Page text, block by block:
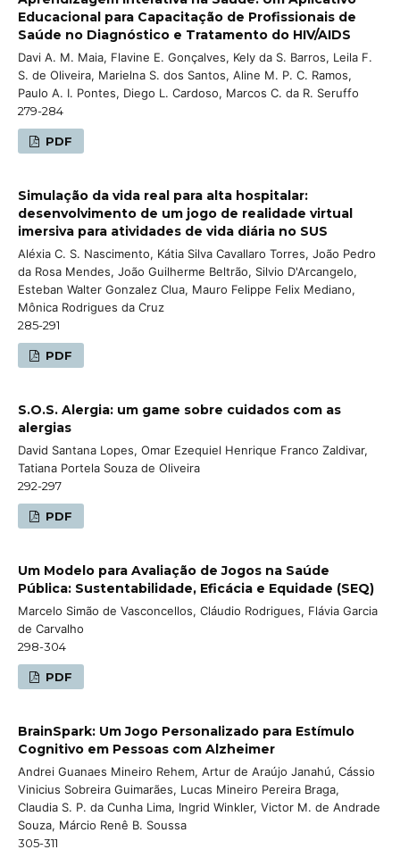
Educacional para Capacitação de Profissionais de
Saúde no Diagnóstico e Tratamento do HIV/AIDS
Davi A. M. Maia, Flavine E. Gonçalves, Kely da S. Barros, Leila F.
S. de Oliveira, Marielna S. dos Santos, Aline M. P. C. Ramos,
Paulo A. I. Pontes, Diego L. Cardoso, Marcos C. da R. Seruffo
279-284
PDF
Simulação da vida real para alta hospitalar:
desenvolvimento de um jogo de realidade virtual
imersiva para atividades de vida diária no SUS
Aléxia C. S. Nascimento, Kátia Silva Cavallaro Torres, João Pedro
da Rosa Mendes, João Guilherme Beltrão, Silvio D'Arcangelo,
Esteban Walter Gonzalez Clua, Mauro Felippe Felix Mediano,
Mônica Rodrigues da Cruz
285-291
PDF
S.O.S. Alergia: um game sobre cuidados com as
alergias
David Santana Lopes, Omar Ezequiel Henrique Franco Zaldivar,
Tatiana Portela Souza de Oliveira
292-297
PDF
Um Modelo para Avaliação de Jogos na Saúde
Pública: Sustentabilidade, Eficácia e Equidade (SEQ)
Marcelo Simão de Vasconcellos, Cláudio Rodrigues, Flávia Garcia
de Carvalho
298-304
PDF
BrainSpark: Um Jogo Personalizado para Estímulo
Cognitivo em Pessoas com Alzheimer
Andrei Guanaes Mineiro Rehem, Artur de Araújo Janahú, Cássio
Vinicius Sobreira Guimarães, Lucas Mineiro Pereira Braga,
Claudia S. P. da Cunha Lima, Ingrid Winkler, Victor M. de Andrade
Souza, Márcio Renê B. Soussa
305-311